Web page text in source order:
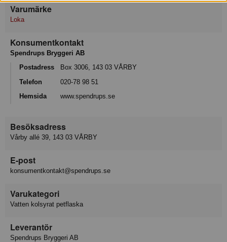
Varumärke
Loka
Konsumentkontakt
Spendrups Bryggeri AB
Postadress
Box 3006, 143 03 VÅRBY
Telefon
020-78 98 51
Hemsida
www.spendrups.se
Besöksadress
Vårby allé 39, 143 03 VÅRBY
E-post
konsumentkontakt@spendrups.se
Varukategori
Vatten kolsyrat petflaska
Leverantör
Spendrups Bryggeri AB